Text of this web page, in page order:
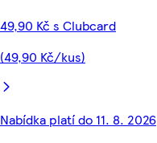
49,90 Kč s Clubcard
(49,90 Kč/kus)
Nabídka platí do 11. 8. 2026